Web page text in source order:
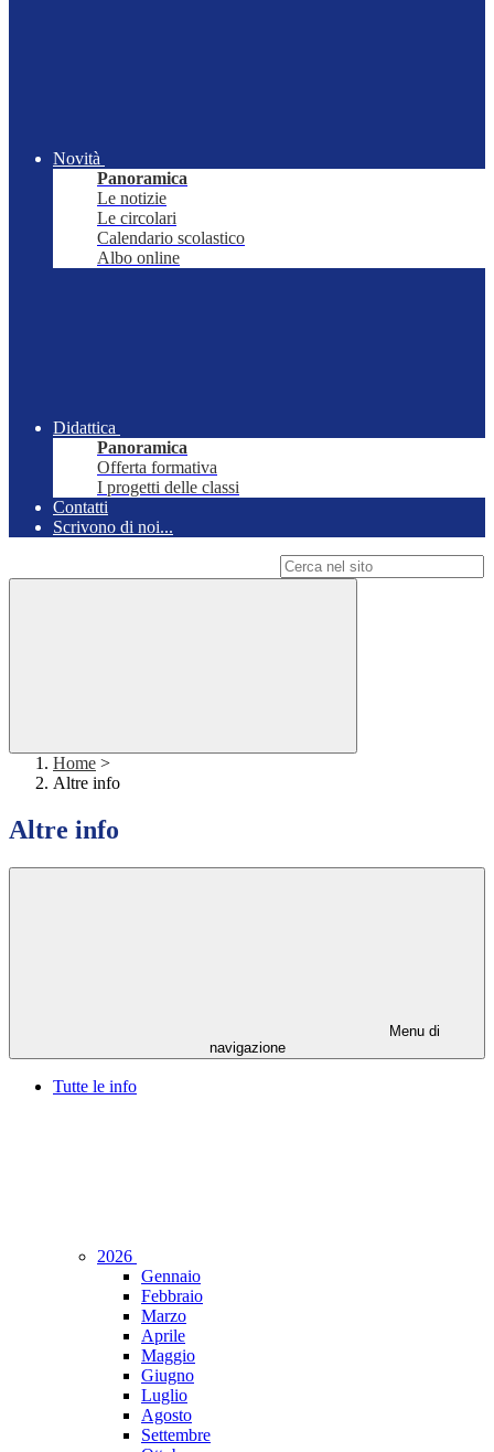
Novità
Panoramica
Le notizie
Le circolari
Calendario scolastico
Albo online
Didattica
Panoramica
Offerta formativa
I progetti delle classi
Contatti
Scrivono di noi...
Home >
Altre info
Altre info
Menu di
navigazione
Tutte le info
2026
Gennaio
Febbraio
Marzo
Aprile
Maggio
Giugno
Luglio
Agosto
Settembre